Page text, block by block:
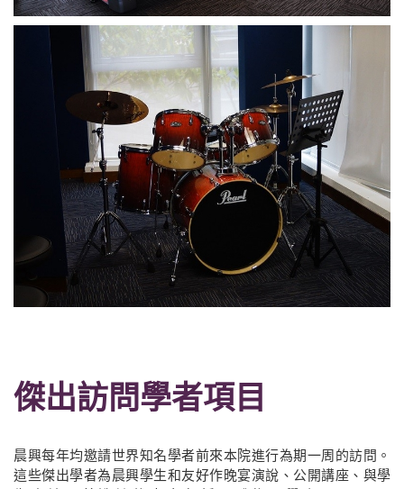
傑出訪問學者項目
晨興每年均邀請世界知名學者前來本院進行為期一周的訪問。
這些傑出學者為晨興學生和友好作晚宴演說、公開講座、與學